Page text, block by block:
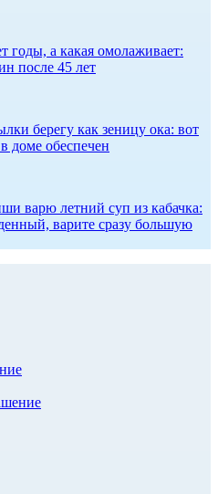
годы, а какая омолаживает:
после 45 лет
берегу как зеницу ока: вот
доме обеспечен
варю летний суп из кабачка:
варите сразу большую